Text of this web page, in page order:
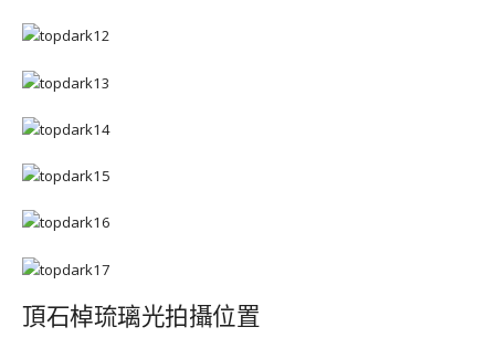
頂石棹琉璃光拍攝位置